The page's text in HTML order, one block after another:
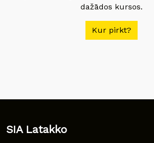
dažādos kursos.
Kur pirkt?
SIA Latakko